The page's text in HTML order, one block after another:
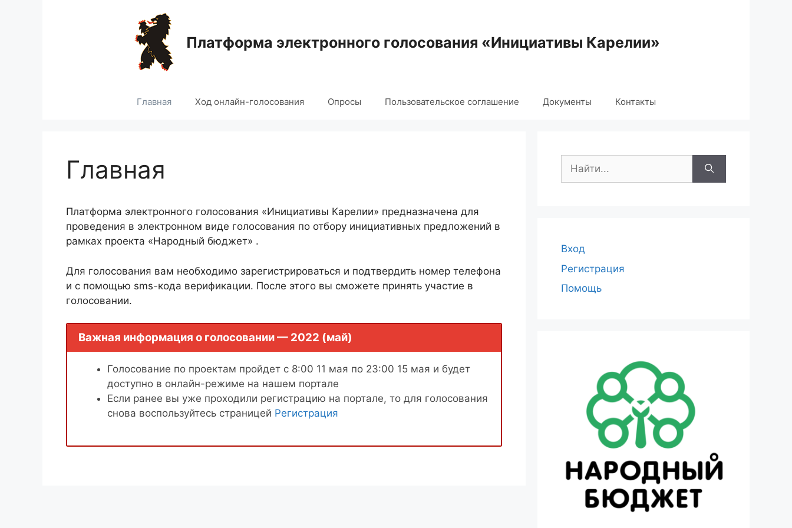
Платформа электронного голосования «Инициативы Карелии»
Главная Ход онлайн-голосования Опросы Пользовательское соглашение Документы Контакты
Главная
Платформа электронного голосования «Инициативы Карелии» предназначена для
проведения в электронном виде голосования по отбору инициативных предложений в
рамках проекта «Народный бюджет» .
Для голосования вам необходимо зарегистрироваться и подтвердить номер телефона
и с помощью sms-кода верификации. После этого вы сможете принять участие в
голосовании.
Важная информация о голосовании — 2022 (май)
Голосование по проектам пройдет с 8:00 11 мая по 23:00 15 мая и будет
доступно в онлайн-режиме на нашем портале
Если ранее вы уже проходили регистрацию на портале, то для голосования
снова воспользуйтесь страницей Регистрация
Поиск:
Вход
Регистрация
Помощь